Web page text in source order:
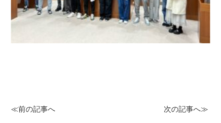
≪前の記事へ 次の記事へ≫